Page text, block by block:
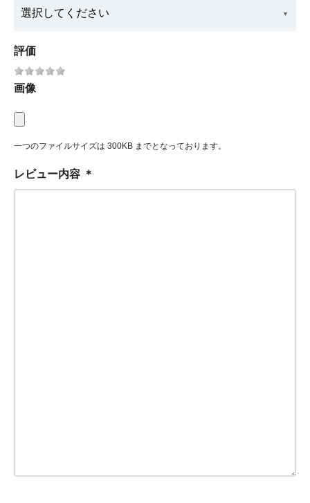
評価
画像
一つのファイルサイズは 300KB までとなっております。
レビュー内容 ＊